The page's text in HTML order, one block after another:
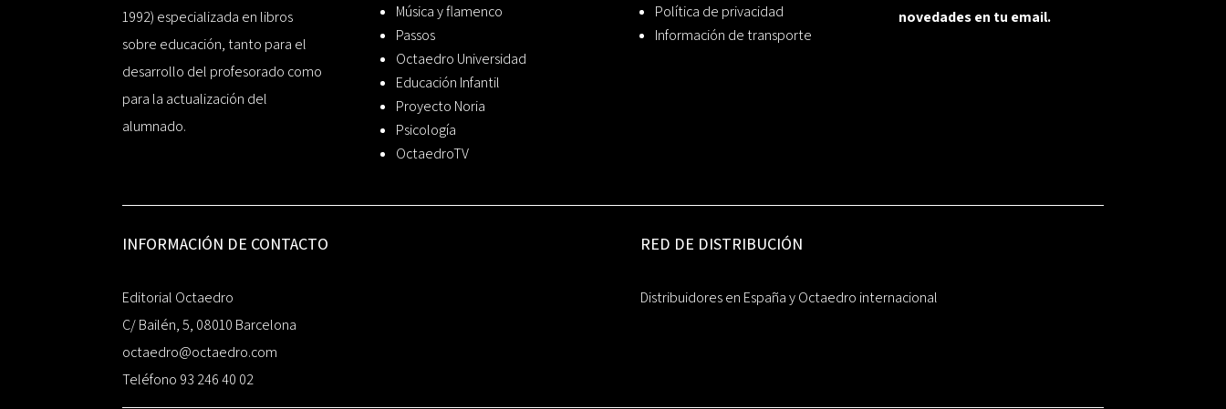
1992) especializada en libros
sobre educación, tanto para el
desarrollo del profesorado como
para la actualización del
alumnado.
Música y flamenco
Passos
Octaedro Universidad
Educación Infantil
Proyecto Noria
Psicología
OctaedroTV
Política de privacidad
Información de transporte
novedades en tu email.
INFORMACIÓN DE CONTACTO
Editorial Octaedro
C/ Bailén, 5, 08010 Barcelona
octaedro@octaedro.com
Teléfono 93 246 40 02
RED DE DISTRIBUCIÓN
Distribuidores en España y Octaedro internacional